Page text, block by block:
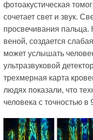
фотоакустическая
сочетает свет и звук.
просвечивания пальца.
веной, создается
может услышать
ультразвуковой
трехмерная карта
людях показали, что
человека с точностью в